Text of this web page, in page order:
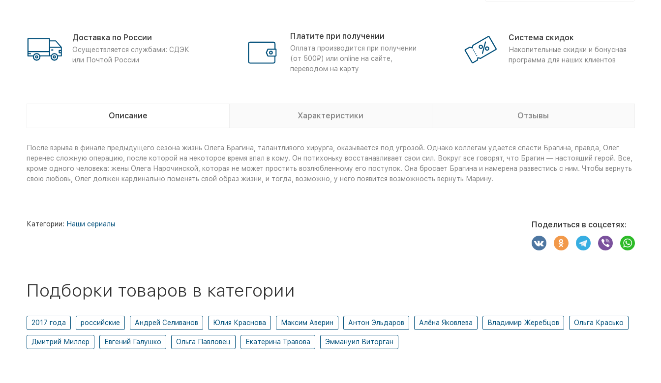
Доставка по России
Осуществляется службами: СДЭК
или Почтой России
Платите при получении
Оплата производится при получении
(от 500₽) или online на сайте,
переводом на карту
Система скидок
Накопительные скидки и бонусная
программа для наших клиентов
Описание Характеристики Отзывы
После взрыва в финале предыдущего сезона жизнь Олега Брагина, талантливого хирурга, оказывается под угрозой. Однако коллегам удается спасти Брагина, правда, Олег
перенес сложную операцию, после которой на некоторое время впал в кому. Он потихоньку восстанавливает свои сил. Вокруг все говорят, что Брагин — настоящий герой. Все,
кроме одного человека: жены Олега Нарочинской, которая не может простить возлюбленному его поступок. Она бросает Брагина и намерена развестись с ним. Чтобы вернуть
свою любовь, Олег должен кардинально поменять свой образ жизни, и тогда, возможно, у него появится возможность вернуть Марину.
Категории: Наши сериалы Поделиться в соцсетях:
Подборки товаров в категории
2017 года российские Андрей Селиванов Юлия Краснова Максим Аверин Антон Эльдаров Алёна Яковлева Владимир Жеребцов Ольга Красько
Дмитрий Миллер Евгений Галушко Ольга Павловец Екатерина Травова Эммануил Виторган